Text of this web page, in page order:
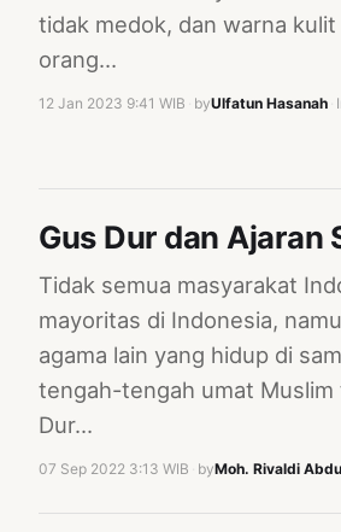
tidak medok, dan warna
orang…
12 Jan 2023 9:41 WIB byUlfatun Hasanah
Gus Dur dan Ajaran
Tidak semua masyarakat
mayoritas di Indonesia,
agama lain yang hidup di
tengah-tengah umat Muslim
Dur…
07 Sep 2022 3:13 WIB byMoh. Rivaldi